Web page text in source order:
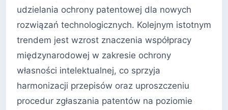
udzielania ochrony patentowej dla nowych
rozwiązań technologicznych. Kolejnym istotnym
trendem jest wzrost znaczenia współpracy
międzynarodowej w zakresie ochrony
własności intelektualnej, co sprzyja
harmonizacji przepisów oraz uproszczeniu
procedur zgłaszania patentów na poziomie